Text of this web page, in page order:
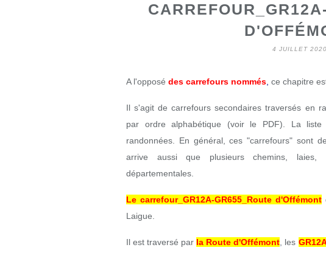
4 JUILLET 2020
A l'opposé des carrefours nommés ce chapitre
Il s'agit de carrefours secondaires traversés en
par ordre alphabétique (voir le PDF). La
randonnées. En général, ces "carrefours" sont
arrive aussi que plusieurs chemins,
départementales.
Le carrefour_GR12A-GR655_Route d'Offémont
Laigue.
Il est traversé par la Route d'Offémont , les